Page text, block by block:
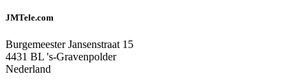
JMTele.com
Burgemeester Jansenstraat 15
4431 BL 's-Gravenpolder
Nederland